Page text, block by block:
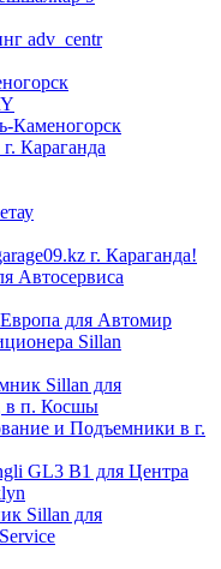
adv_centr
Каменогорск
Караганда
г. Караганда!
Автосервиса
для Автомир
Sillan
Sillan для
в п. Косшы
и Подъемники в г.
GL3 B1 для Центра
Sillan для